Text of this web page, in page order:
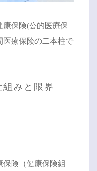
康保険(公的医療保
医療保険の二本柱で
みと限界
保険（健康保険組